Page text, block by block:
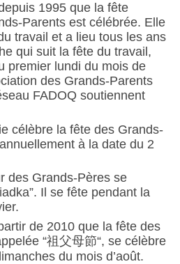
1995 que la fête
Parents est célébrée. Elle
travail et a lieu tous les ans
qui suit la fête du travail,
premier lundi du mois de
des Grands-Parents
FADOQ soutiennent
célèbre la fête des Grands-
à la date du 2
des Grands-Pères se
Il se fête pendant la
de 2010 que la fête des
“祖父母節“, se célèbre
du mois d’août.